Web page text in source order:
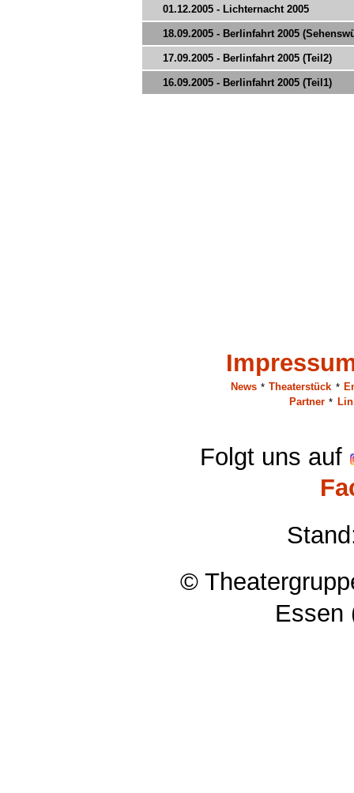
01.12.2005 - Lichternacht 2005
18.09.2005 - Berlinfahrt 2005
17.09.2005 - Berlinfahrt 2005 (Teil2)
16.09.2005 - Berlinfahrt 2005 (Teil1)
News * Theaterstück *
Partner *
Folgt uns auf
©
Essen